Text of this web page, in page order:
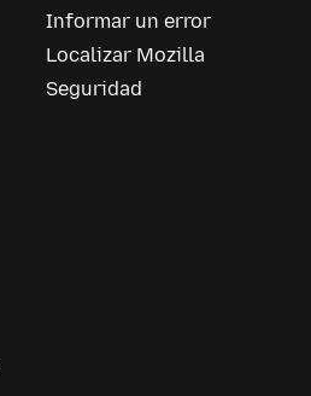
Informar un error
Localizar Mozilla
Seguridad